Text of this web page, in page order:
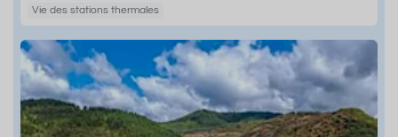
Vie des stations thermales